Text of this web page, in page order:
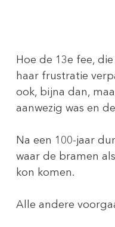
Hoe de 13e fee,
haar frustratie
ook, bijna dan,
aanwezig was en
Na een 100-jaar
waar de bramen
kon komen.
Alle andere